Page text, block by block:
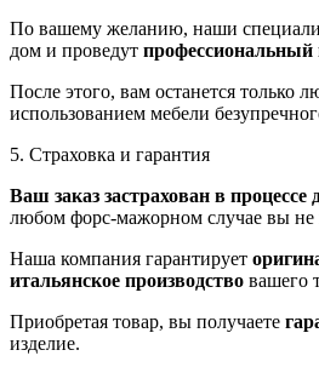
По вашему желанию, наши
дом и проведут
После этого, вам останется только
использованием мебели
5. Страховка и гарантия
Ваш заказ застрахован в процессе
любом форс-мажорном случае вы не
Наша компания гарантирует
итальянское производство вашего
Приобретая товар, вы получаете
изделие.